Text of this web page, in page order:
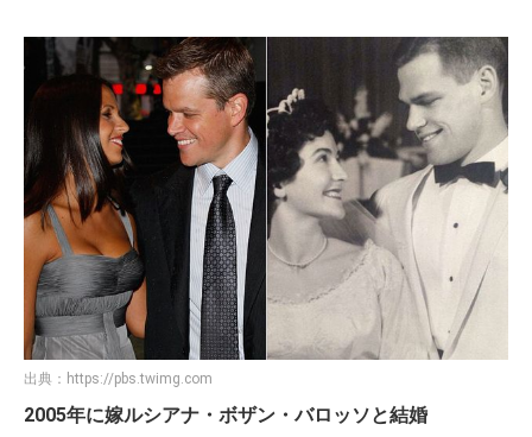
出典： https://pbs.twimg.com
2005年に嫁ルシアナ・ボザン・バロッソと結婚